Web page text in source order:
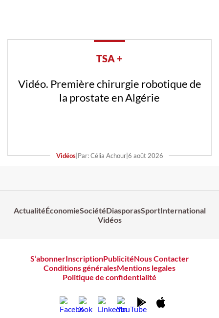
TSA +
Vidéo. Première chirurgie robotique de
la prostate en Algérie
Vidéos| Par: Célia Achour| 6 août 2026
ActualitéÉconomieSociétéDiasporasSportInternational
Vidéos
S’abonnerInscriptionPublicitéNous Contacter
Conditions généralesMentions legales
Politique de confidentialité